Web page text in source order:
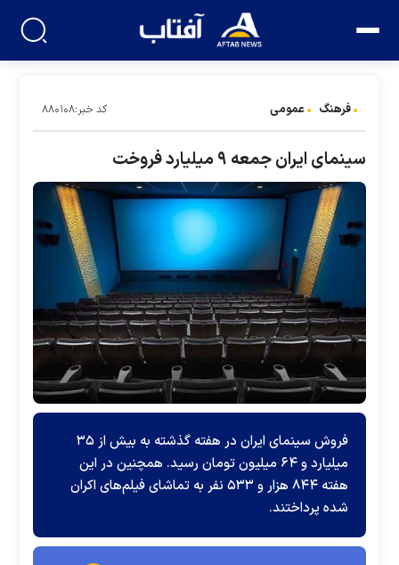
فرهنگ عمومی کد خبر:۸۸۰۱۰۸
سینمای ایران جمعه ۹ میلیارد فروخت
فروش سینمای ایران در هفته گذشته به بیش از ۳۵
میلیارد و ۶۴ میلیون تومان رسید. همچنین در این
هفته ۸۴۴ هزار و ۵۳۳ نفر به تماشای فیلم‌های اکران
شده پرداختند.